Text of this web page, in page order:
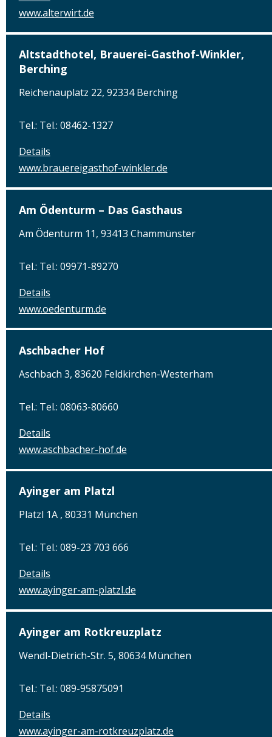
www.alterwirt.de
Altstadthotel, Brauerei-Gasthof-Winkler,
Berching
Reichenauplatz 22, 92334 Berching
Tel.: Tel.: 08462-1327
Details
www.brauereigasthof-winkler.de
Am Ödenturm – Das Gasthaus
Am Ödenturm 11, 93413 Chammünster
Tel.: Tel.: 09971-89270
Details
www.oedenturm.de
Aschbacher Hof
Aschbach 3, 83620 Feldkirchen-Westerham
Tel.: Tel.: 08063-80660
Details
www.aschbacher-hof.de
Ayinger am Platzl
Platzl 1A , 80331 München
Tel.: Tel.: 089-23 703 666
Details
www.ayinger-am-platzl.de
Ayinger am Rotkreuzplatz
Wendl-Dietrich-Str. 5, 80634 München
Tel.: Tel.: 089-95875091
Details
www.ayinger-am-rotkreuzplatz.de